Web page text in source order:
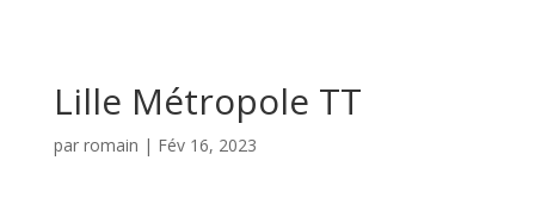
Lille Métropole TT
par romain | Fév 16, 2023